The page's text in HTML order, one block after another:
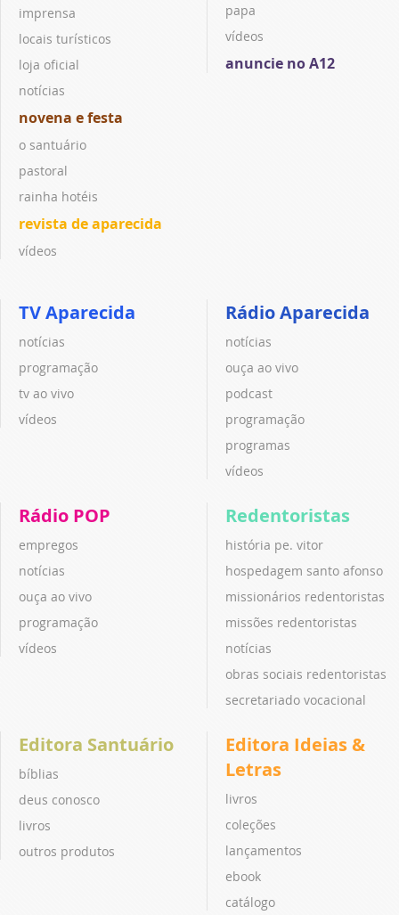
imprensa
locais turísticos
loja oficial
notícias
novena e festa
o santuário
pastoral
rainha hotéis
revista de aparecida
vídeos
papa
vídeos
anuncie no A12
TV Aparecida
notícias
programação
tv ao vivo
vídeos
Rádio Aparecida
notícias
ouça ao vivo
podcast
programação
programas
vídeos
Rádio POP
empregos
notícias
ouça ao vivo
programação
vídeos
Redentoristas
história pe. vitor
hospedagem santo afonso
missionários redentoristas
missões redentoristas
notícias
obras sociais redentoristas
secretariado vocacional
Editora Santuário
bíblias
deus conosco
livros
outros produtos
Editora Ideias &
Letras
livros
coleções
lançamentos
ebook
catálogo